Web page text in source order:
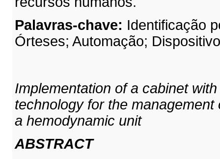
Palavras-chave: Identificação
Órteses; Automação;
Implementation of a cabinet
technology for the
a hemodynamic unit
ABSTRACT